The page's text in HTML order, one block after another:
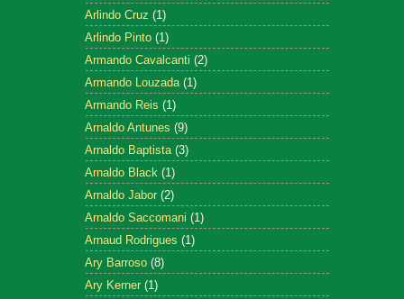
Arlindo Cruz (1)
Arlindo Pinto (1)
Armando Cavalcanti (2)
Armando Louzada (1)
Armando Reis (1)
Arnaldo Antunes (9)
Arnaldo Baptista (3)
Arnaldo Black (1)
Arnaldo Jabor (2)
Arnaldo Saccomani (1)
Arnaud Rodrigues (1)
Ary Barroso (8)
Ary Kerner (1)